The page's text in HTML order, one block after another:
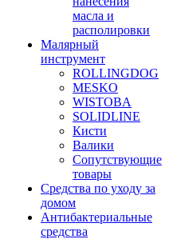
масла и
располировки
Малярный
инструмент
ROLLINGDOG
MESKO
WISTOBA
SOLIDLINE
Кисти
Валики
Сопутствующие
товары
Средства по уходу за
домом
Антибактериальные
средства